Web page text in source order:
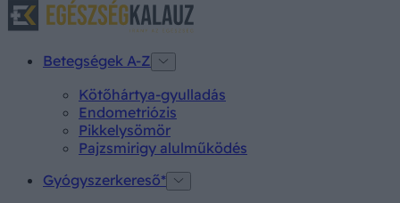
Betegségek A-Z
Kötőhártya-gyulladás
Endometriózis
Pikkelysömör
Pajzsmirigy alulműködés
Gyógyszerkereső*